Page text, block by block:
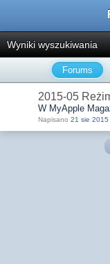
Wyniki wyszukiwania
Forums
2015-05
W MyApple
Napisano 21 sie 2015